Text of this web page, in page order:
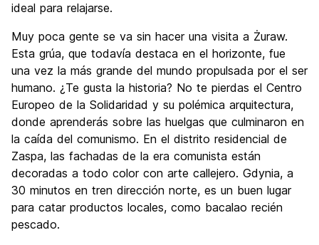
ideal para relajarse.
Muy poca gente se va sin hacer una visita a Żuraw.
Esta grúa, que todavía destaca en el horizonte, fue
una vez la más grande del mundo propulsada por el ser
humano. ¿Te gusta la historia? No te pierdas el Centro
Europeo de la Solidaridad y su polémica arquitectura,
donde aprenderás sobre las huelgas que culminaron en
la caída del comunismo. En el distrito residencial de
Zaspa, las fachadas de la era comunista están
decoradas a todo color con arte callejero. Gdynia, a
30 minutos en tren dirección norte, es un buen lugar
para catar productos locales, como bacalao recién
pescado.